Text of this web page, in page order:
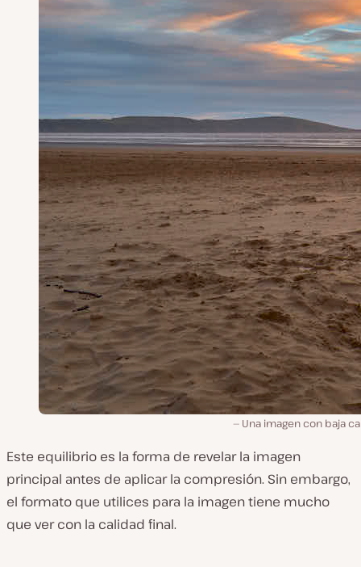
Una imagen con baja
Este equilibrio es la forma de revelar la imagen
principal antes de aplicar la compresión. Sin embargo,
el formato que utilices para la imagen tiene mucho
que ver con la calidad final.